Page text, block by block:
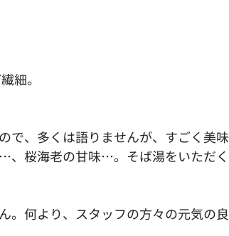
細。
で、多くは語りませんが、すごく美味
、桜海老の甘味…。そば湯をいただく
。何より、スタッフの方々の元気の良